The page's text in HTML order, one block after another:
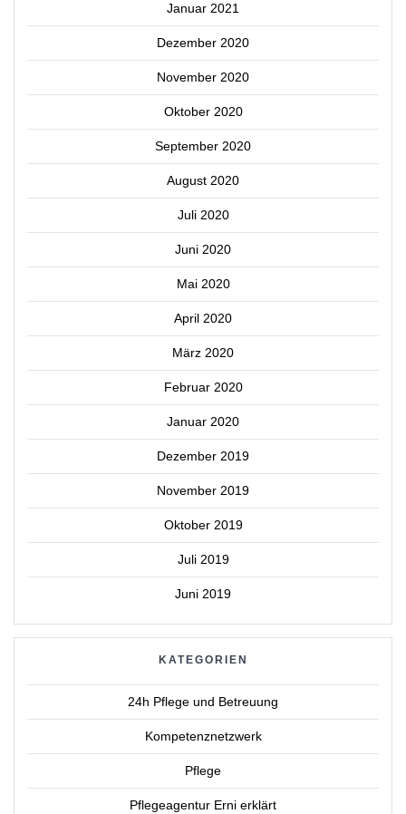
Januar 2021
Dezember 2020
November 2020
Oktober 2020
September 2020
August 2020
Juli 2020
Juni 2020
Mai 2020
April 2020
März 2020
Februar 2020
Januar 2020
Dezember 2019
November 2019
Oktober 2019
Juli 2019
Juni 2019
KATEGORIEN
24h Pflege und Betreuung
Kompetenznetzwerk
Pflege
Pflegeagentur Erni erklärt